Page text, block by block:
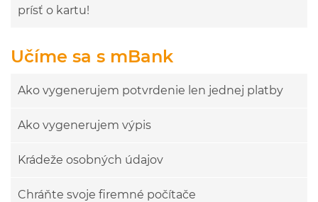
prísť o kartu!
Učíme sa s mBank
Ako vygenerujem potvrdenie len jednej platby
Ako vygenerujem výpis
Krádeže osobných údajov
Chráňte svoje firemné počítače